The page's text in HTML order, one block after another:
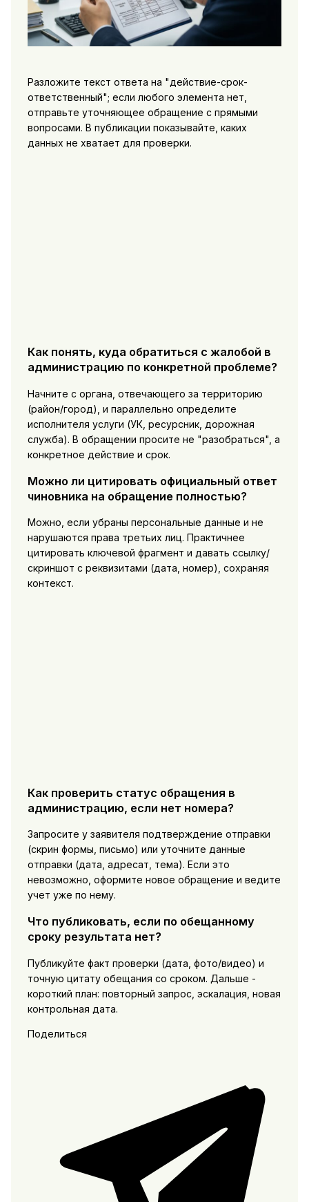
Разложите текст ответа на "действие-срок-
ответственный"; если любого элемента нет,
отправьте уточняющее обращение с прямыми
вопросами. В публикации показывайте, каких
данных не хватает для проверки.
Как понять, куда обратиться с жалобой в
администрацию по конкретной проблеме?
Начните с органа, отвечающего за территорию
(район/город), и параллельно определите
исполнителя услуги (УК, ресурсник, дорожная
служба). В обращении просите не "разобраться", а
конкретное действие и срок.
Можно ли цитировать официальный ответ
чиновника на обращение полностью?
Можно, если убраны персональные данные и не
нарушаются права третьих лиц. Практичнее
цитировать ключевой фрагмент и давать ссылку/
скриншот с реквизитами (дата, номер), сохраняя
контекст.
Как проверить статус обращения в
администрацию, если нет номера?
Запросите у заявителя подтверждение отправки
(скрин формы, письмо) или уточните данные
отправки (дата, адресат, тема). Если это
невозможно, оформите новое обращение и ведите
учет уже по нему.
Что публиковать, если по обещанному
сроку результата нет?
Публикуйте факт проверки (дата, фото/видео) и
точную цитату обещания со сроком. Дальше -
короткий план: повторный запрос, эскалация, новая
контрольная дата.
Поделиться